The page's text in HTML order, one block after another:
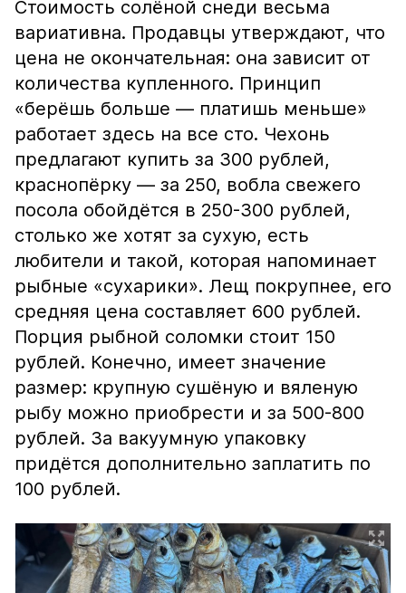
Стоимость солёной снеди весьма
вариативна. Продавцы утверждают, что
цена не окончательная: она зависит от
количества купленного. Принцип
«берёшь больше — платишь меньше»
работает здесь на все сто. Чехонь
предлагают купить за 300 рублей,
краснопёрку — за 250, вобла свежего
посола обойдётся в 250-300 рублей,
столько же хотят за сухую, есть
любители и такой, которая напоминает
рыбные «сухарики». Лещ покрупнее, его
средняя цена составляет 600 рублей.
Порция рыбной соломки стоит 150
рублей. Конечно, имеет значение
размер: крупную сушёную и вяленую
рыбу можно приобрести и за 500-800
рублей. За вакуумную упаковку
придётся дополнительно заплатить по
100 рублей.